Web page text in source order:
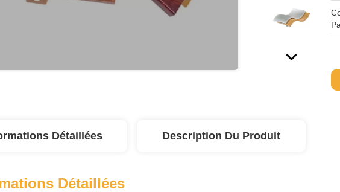
Détaillées Description Du Produit
Détaillées